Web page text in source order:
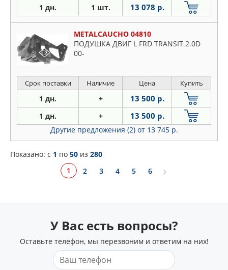
1 дн. 1 шт. 13 078 р.
METALCAUCHO 04810
ПОДУШКА ДВИГ L FRD TRANSIT 2.0D
00-
Срок поставки Наличие Цена Купить
1 дн. + 13 500 р.
1 дн. + 13 500 р.
Другие предложения (2) от 13 745 р.
Показано: c 1 по 50 из 280
1
2 3 4 5 6
У Вас есть вопросы?
Оставьте телефон, мы перезвоним и ответим на них!